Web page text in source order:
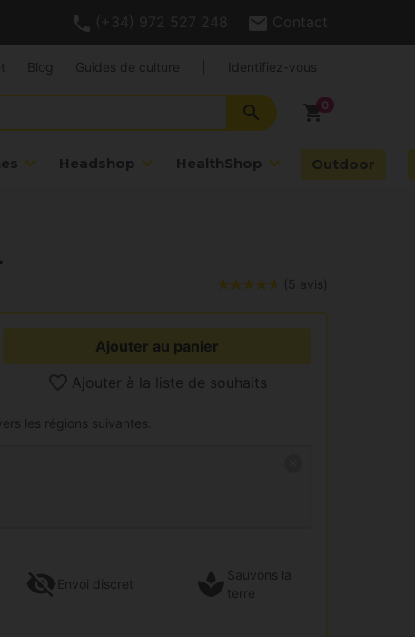
(+34) 972 527 248 Contact
shopping_cart
search
Headshop HealthShop Outdoor
Blog Guides de culture Identifiez-vous
(5 avis)
Ajouter au panier
Ajouter à la liste de souhaits
les régions suivantes.
Envoi discret
Sauvons la
terre